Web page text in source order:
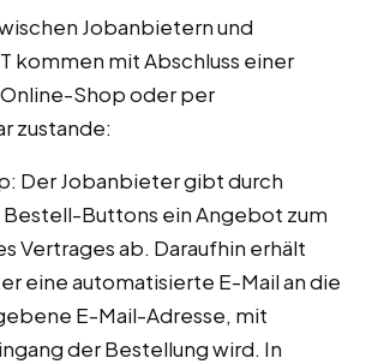
Jobanbietern und
kommen mit Abschluss einer
Shop oder per
zustande:
Der Jobanbieter gibt durch
Buttons ein Angebot zum
Vertrages ab. Daraufhin erhält
eine automatisierte E-Mail an die
E-Mail-Adresse, mit
der Bestellung wird. In